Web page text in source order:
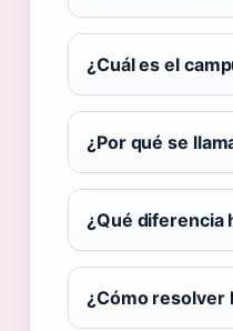
¿Cuál es el
¿Por qué se
¿Qué diferencia
¿Cómo resolver